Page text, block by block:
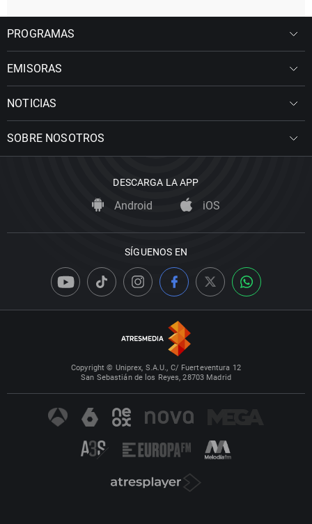
PROGRAMAS
EMISORAS
NOTICIAS
SOBRE NOSOTROS
DESCARGA LA APP
Android iOS
SÍGUENOS EN
Copyright © Uniprex, S.A.U., C/ Fuerteventura 12
San Sebastián de los Reyes, 28703 Madrid